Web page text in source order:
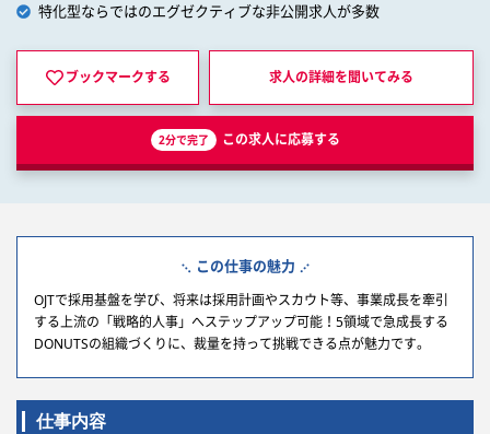
特化型ならではのエグゼクティブな非公開求人が多数
ブックマークする 求人の詳細を聞いてみる
2分で完了 この求人に応募する
この仕事の魅力
OJTで採用基盤を学び、将来は採用計画やスカウト等、事業成長を牽引
する上流の「戦略的人事」へステップアップ可能！5領域で急成長する
DONUTSの組織づくりに、裁量を持って挑戦できる点が魅力です。
仕事内容